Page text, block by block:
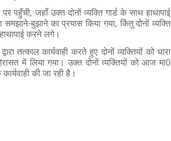
पहुँची, जहाँ उक्त दोनों व्यक्ति गार्ड के साथ हाथापाई
बुझाने का प्रयास किया गया, किंतु दोनों व्यक्ति
करने लगे।
तत्काल कार्यवाही करते हुए दोनों व्यक्तियों को धारा
में लिया गया। उक्त दोनों व्यक्तियों को आज मा0
की जा रही है।